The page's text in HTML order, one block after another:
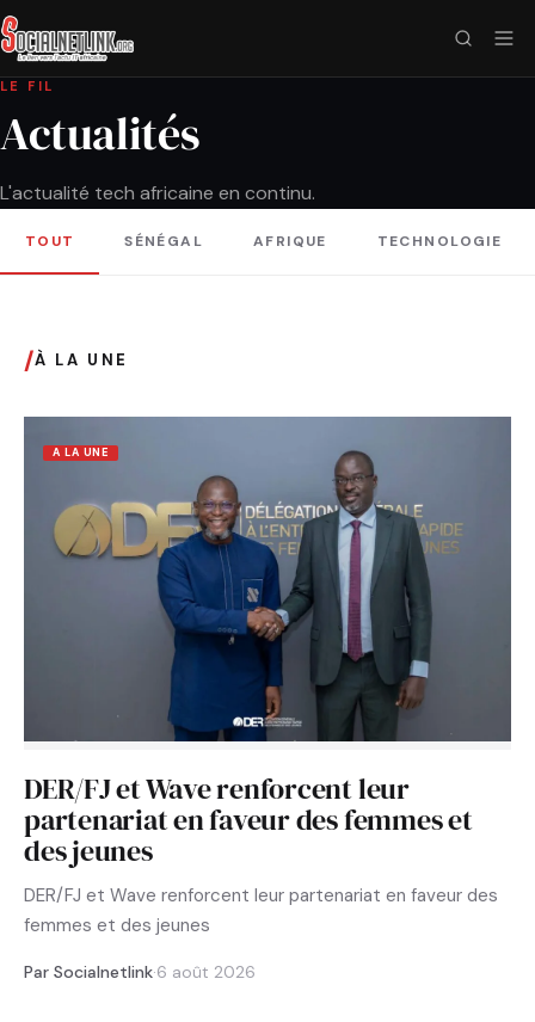
LE FIL
Actualités
L'actualité tech africaine en continu.
TOUT SÉNÉGAL AFRIQUE TECHNOLOGIE
/À LA UNE
A LA UNE
DER/FJ et Wave renforcent leur
partenariat en faveur des femmes et
des jeunes
DER/FJ et Wave renforcent leur partenariat en faveur des
femmes et des jeunes
Par Socialnetlink·6 août 2026